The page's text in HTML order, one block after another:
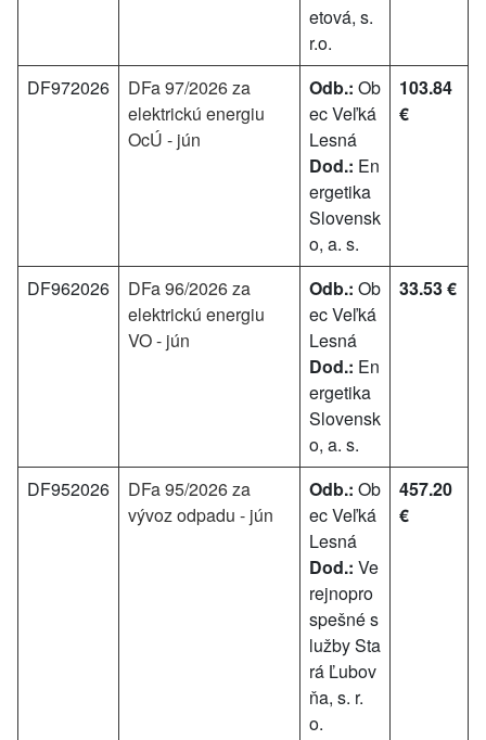
etová, s.
r.o.
DF972026
DFa 97/2026 za
elektrickú energiu
OcÚ - jún
Odb.: Ob
ec Veľká
Lesná
Dod.: En
ergetika
Slovensk
o, a. s.
103.84
€
DF962026
DFa 96/2026 za
elektrickú energiu
VO - jún
Odb.: Ob
ec Veľká
Lesná
Dod.: En
ergetika
Slovensk
o, a. s.
33.53 €
DF952026
DFa 95/2026 za
vývoz odpadu - jún
Odb.: Ob
ec Veľká
Lesná
Dod.: Ve
rejnopro
spešné s
lužby Sta
rá Ľubov
ňa, s. r.
o.
457.20
€